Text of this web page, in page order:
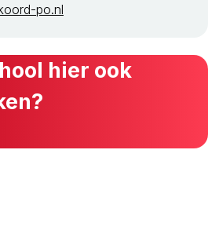
po.nl
hier ook